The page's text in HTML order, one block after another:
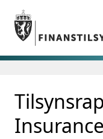
Gå til hovedinnhold
Gå til søkesiden
nettstedet
language